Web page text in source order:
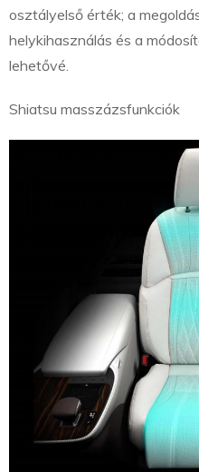
osztályelső érték; a
helykihasználás és a
lehetővé.
Shiatsu masszázsfunkciók